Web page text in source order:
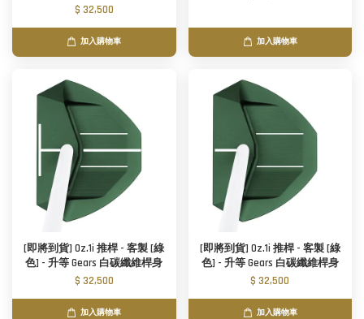
$ 32,500
加入購物車 加入購物車
[即將到貨] Oz.1i 推桿 - 客製 [綠
色] - 升等 Gears 白碳纖維桿身
$ 32,500
加入購物車
[即將到貨] Oz.1i 推桿 - 客製 [綠
色] - 升等 Gears 白碳纖維桿身
$ 32,500
加入購物車